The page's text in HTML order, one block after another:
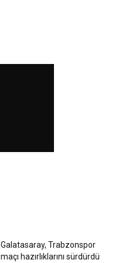
Galatasaray, Trabzonspor
maçı hazırlıklarını sürdürdü